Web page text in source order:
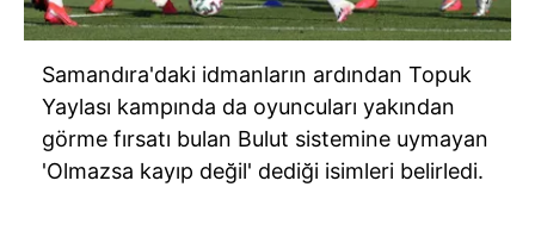
Samandıra'daki idmanların ardından Topuk
Yaylası kampında da oyuncuları yakından
görme fırsatı bulan Bulut sistemine uymayan
'Olmazsa kayıp değil' dediği isimleri belirledi.